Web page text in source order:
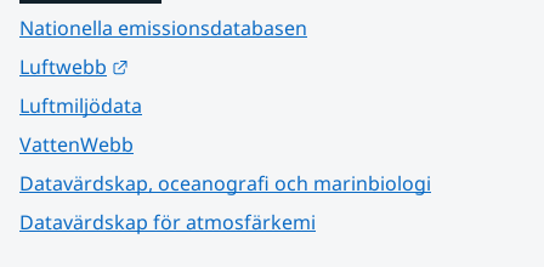
Nationella emissionsdatabasen
Luftwebb
Luftmiljödata
VattenWebb
Datavärdskap, oceanografi och marinbiologi
Datavärdskap för atmosfärkemi